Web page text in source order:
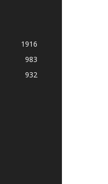
1916
983
932